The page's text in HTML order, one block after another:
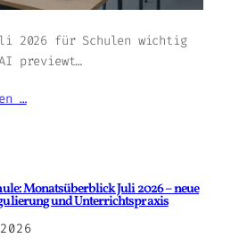
2026 für Schulen wichtig
previewt…
…
Monatsüberblick Juli 2026 – neue
und Unterrichtspraxis